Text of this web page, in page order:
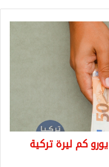
اليوم 6 نوفمبر.. 100 دولار و100 يورو كم ليرة تركية